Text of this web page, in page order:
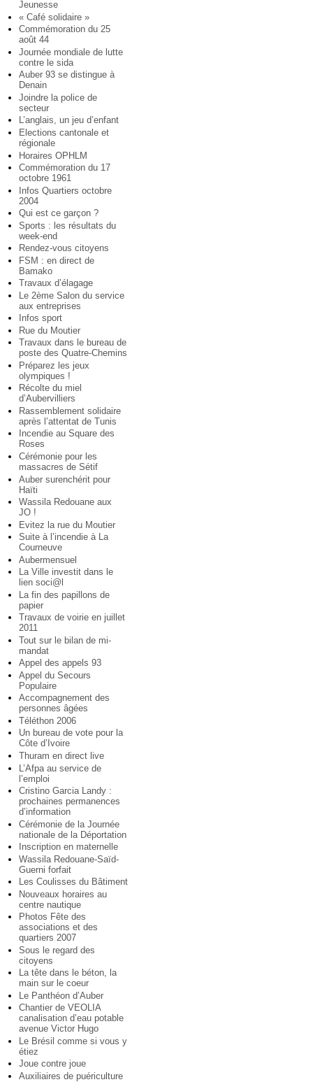
Jeunesse
« Café solidaire »
Commémoration du 25
août 44
Journée mondiale de lutte
contre le sida
Auber 93 se distingue à
Denain
Joindre la police de
secteur
L’anglais, un jeu d’enfant
Elections cantonale et
régionale
Horaires OPHLM
Commémoration du 17
octobre 1961
Infos Quartiers octobre
2004
Qui est ce garçon ?
Sports : les résultats du
week-end
Rendez-vous citoyens
FSM : en direct de
Bamako
Travaux d’élagage
Le 2ème Salon du service
aux entreprises
Infos sport
Rue du Moutier
Travaux dans le bureau de
poste des Quatre-Chemins
Préparez les jeux
olympiques !
Récolte du miel
d’Aubervilliers
Rassemblement solidaire
après l’attentat de Tunis
Incendie au Square des
Roses
Cérémonie pour les
massacres de Sétif
Auber surenchérit pour
Haïti
Wassila Redouane aux
JO !
Evitez la rue du Moutier
Suite à l’incendie à La
Courneuve
Aubermensuel
La Ville investit dans le
lien soci@l
La fin des papillons de
papier
Travaux de voirie en juillet
2011
Tout sur le bilan de mi-
mandat
Appel des appels 93
Appel du Secours
Populaire
Accompagnement des
personnes âgées
Téléthon 2006
Un bureau de vote pour la
Côte d’Ivoire
Thuram en direct live
L’Afpa au service de
l’emploi
Cristino Garcia Landy :
prochaines permanences
d’information
Cérémonie de la Journée
nationale de la Déportation
Inscription en maternelle
Wassila Redouane-Saïd-
Guerni forfait
Les Coulisses du Bâtiment
Nouveaux horaires au
centre nautique
Photos Fête des
associations et des
quartiers 2007
Sous le regard des
citoyens
La tête dans le béton, la
main sur le coeur
Le Panthéon d’Auber
Chantier de VEOLIA
canalisation d’eau potable
avenue Victor Hugo
Le Brésil comme si vous y
étiez
Joue contre joue
Auxiliaires de puériculture